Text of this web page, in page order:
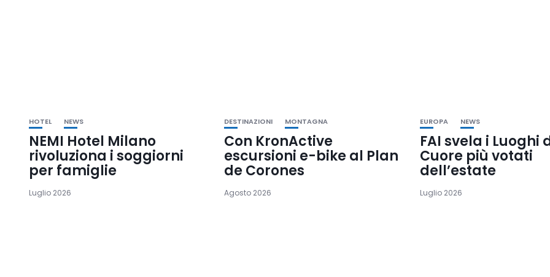
HOTEL NEWS
NEMI Hotel Milano
rivoluziona i soggiorni
per famiglie
Luglio 2026
DESTINAZIONI MONTAGNA
Con KronActive
escursioni e-bike al Plan
de Corones
Agosto 2026
EUROPA NEWS
FAI svela i Luoghi
Cuore più votati
dell’estate
Luglio 2026